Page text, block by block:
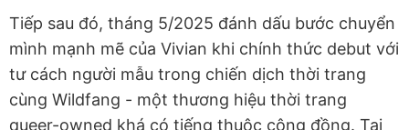
Tiếp sau đó, tháng 5/2025 đánh dấu bước chuyển
mình mạnh mẽ của Vivian khi chính thức debut với
tư cách người mẫu trong chiến dịch thời trang
cùng Wildfang - một thương hiệu thời trang
queer-owned khá có tiếng thuộc cộng đồng. Tại